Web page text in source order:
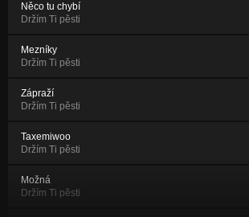
Něco tu chybí
Držím Ti pěsti
Mezníky
Držím Ti pěsti
Zápraží
Držím Ti pěsti
Taxemiwoo
Držím Ti pěsti
Možná
Držím Ti pěsti